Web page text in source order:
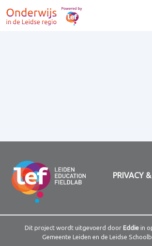
PRIVACY
Dit project wordt uitgevoerd door Eddiein
Gemeente Leiden en de Leidse